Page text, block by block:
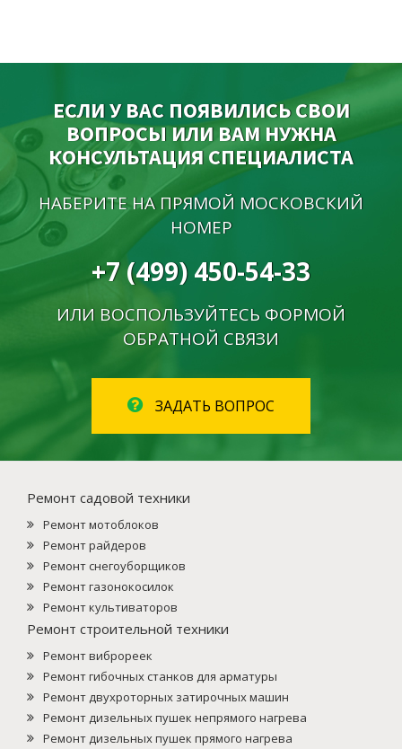
ЕСЛИ У ВАС ПОЯВИЛИСЬ СВОИ
ВОПРОСЫ ИЛИ ВАМ НУЖНА
КОНСУЛЬТАЦИЯ СПЕЦИАЛИСТА
НАБЕРИТЕ НА ПРЯМОЙ МОСКОВСКИЙ
НОМЕР
+7 (499) 450-54-33
ИЛИ ВОСПОЛЬЗУЙТЕСЬ ФОРМОЙ
ОБРАТНОЙ СВЯЗИ
ЗАДАТЬ ВОПРОС
Ремонт садовой техники
Ремонт мотоблоков
Ремонт райдеров
Ремонт снегоуборщиков
Ремонт газонокосилок
Ремонт культиваторов
Ремонт строительной техники
Ремонт виброреек
Ремонт гибочных станков для арматуры
Ремонт двухроторных затирочных машин
Ремонт дизельных пушек непрямого нагрева
Ремонт дизельных пушек прямого нагрева